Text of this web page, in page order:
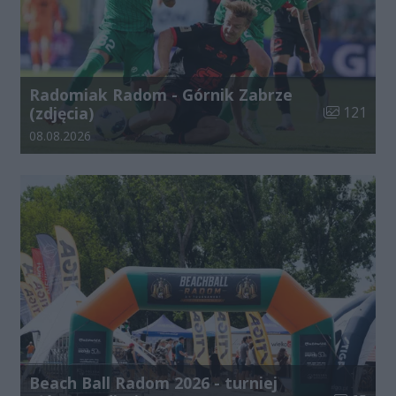
Radomiak Radom - Górnik Zabrze
(zdjęcia)
Liczba
121
Data dodania galerii:
08.08.2026
Beach Ball Radom 2026 - turniej